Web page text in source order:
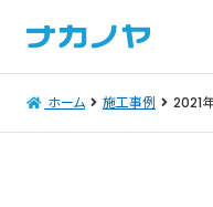
ホーム 施工事例 2021